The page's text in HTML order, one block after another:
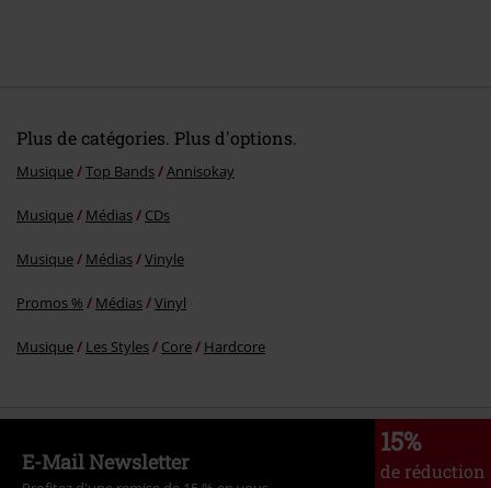
Plus de catégories. Plus d'options.
Musique Top Bands Annisokay
Musique Médias CDs
Musique Médias Vinyle
Promos % Médias Vinyl
Musique Les Styles Core Hardcore
15%
de réduction
E-Mail Newsletter